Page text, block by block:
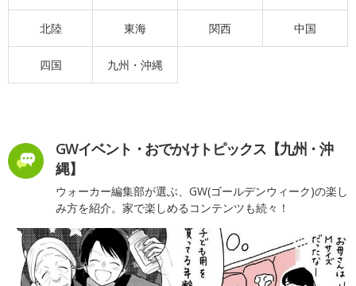
北陸 東海 関西 中国
四国 九州・沖縄
GWイベント・おでかけトピックス【九州・沖
縄】
ウォーカー編集部が選ぶ、GW(ゴールデンウィーク)の楽し
み方を紹介。家で楽しめるコンテンツも続々！